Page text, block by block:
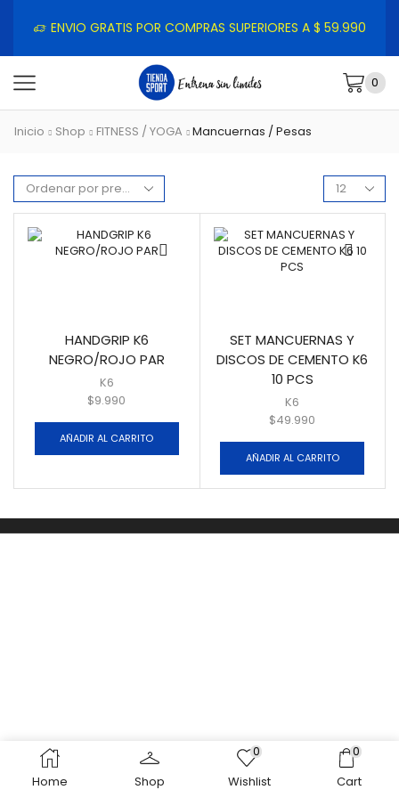
ENVIO GRATIS POR COMPRAS SUPERIORES A $ 59.990
0
Inicio Shop FITNESS / YOGA Mancuernas / Pesas
HANDGRIP K6
NEGRO/ROJO PAR
K6
$9.990
AÑADIR AL CARRITO
SET MANCUERNAS Y
DISCOS DE CEMENTO K6
10 PCS
K6
$49.990
AÑADIR AL CARRITO
Home Shop
0
Wishlist
0
Cart